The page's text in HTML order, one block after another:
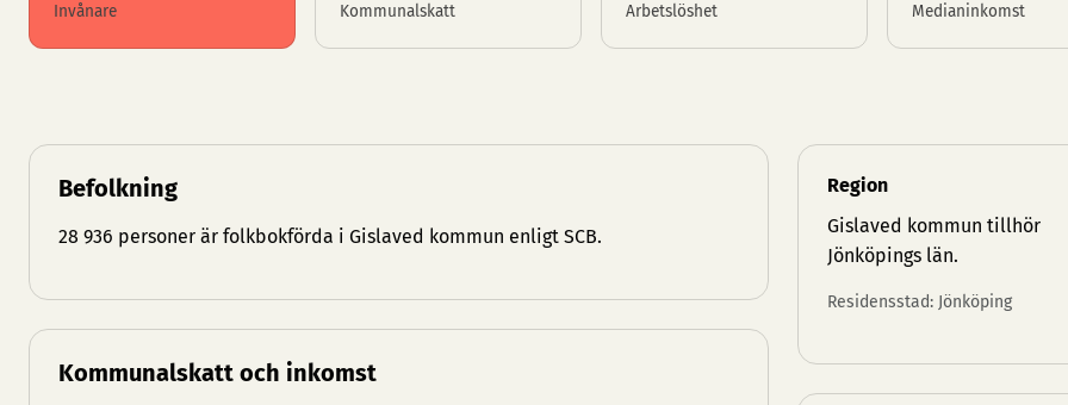
Invånare Kommunalskatt Arbetslöshet Medianinkomst
Befolkning
28 936 personer är folkbokförda i Gislaved kommun enligt SCB.
Kommunalskatt och inkomst
Region
Gislaved kommun tillhör
Jönköpings län.
Residensstad: Jönköping